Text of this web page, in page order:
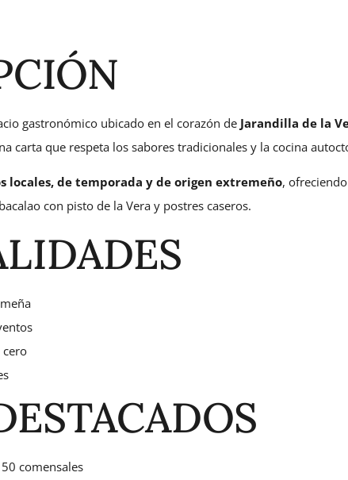
gastronómico ubicado en el corazón de Jarandilla de la
carta que respeta los sabores tradicionales y la cocina
locales, de temporada y de origen extremeño,
con pisto de la Vera y postres caseros.
comensales